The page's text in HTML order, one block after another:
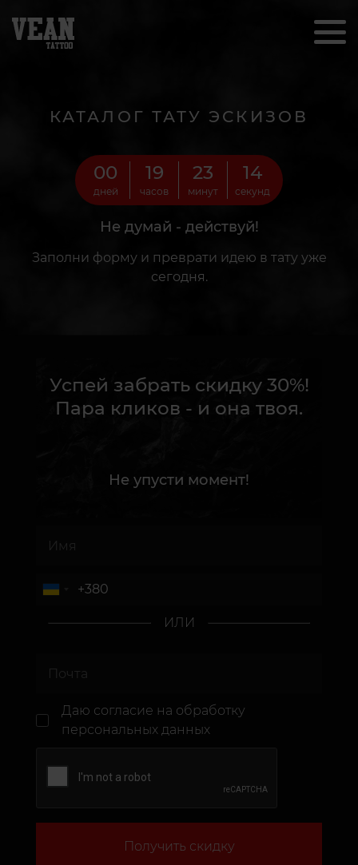
КАТАЛОГ ТАТУ ЭСКИЗОВ
00
дней
19
часов
23
минут
12
секунд
Не думай - действуй!
Заполни форму и преврати идею в тату уже
сегодня.
Успей забрать скидку 30%!
Пара кликов - и она твоя.
Не упусти момент!
ИЛИ
Даю согласие на обработку
персональных данных
Получить скидку